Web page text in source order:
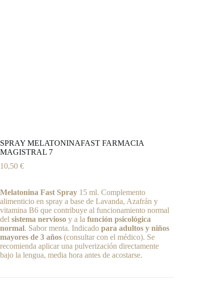
SPRAY MELATONINAFAST FARMACIA
MAGISTRAL 7
10,50 €
Melatonina Fast Spray 15 ml. Complemento
alimenticio en spray a base de Lavanda, Azafrán y
vitamina B6 que contribuye al funcionamiento normal
del sistema nervioso y a la función psicológica
normal. Sabor menta. Indicado para adultos y niños
mayores de 3 años (consultar con el médico). Se
recomienda aplicar una pulverización directamente
bajo la lengua, media hora antes de acostarse.